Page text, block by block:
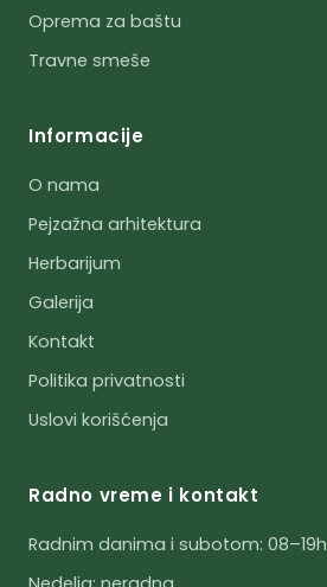
Oprema za baštu
Travne smeše
Informacije
O nama
Pejzažna arhitektura
Herbarijum
Galerija
Kontakt
Politika privatnosti
Uslovi korišćenja
Radno vreme i kontakt
Radnim danima i subotom: 08–19h